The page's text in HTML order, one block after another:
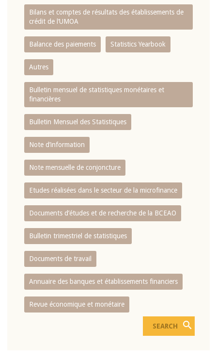
Bilans et comptes de résultats des établissements de
crédit de l‘UMOA
Balance des paiements Statistics Yearbook
Autres
Bulletin mensuel de statistiques monétaires et
financières
Bulletin Mensuel des Statistiques
Note d’information
Note mensuelle de conjoncture
Etudes réalisées dans le secteur de la microfinance
Documents d’études et de recherche de la BCEAO
Bulletin trimestriel de statistiques
Documents de travail
Annuaire des banques et établissements financiers
Revue économique et monétaire